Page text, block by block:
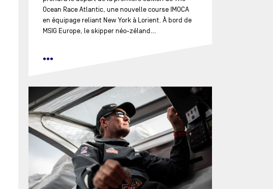
Ocean Race Atlantic, une nouvelle course IMOCA
en équipage reliant New York à Lorient. À bord de
MSIG Europe, le skipper néo-zéland…
•••